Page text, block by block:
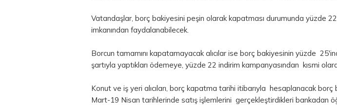
Vatandaşlar, borç bakiyesini peşin olarak kapatması durumunda yüzde
imkanından faydalanabilecek.
Borcun tamamını kapatamayacak alıcılar ise borç bakiyesinin yüzde
şartıyla yaptıkları ödemeye, yüzde 22 indirim kampanyasından kısmi
Konut ve iş yeri alıcıları, borç kapatma tarihi itibarıyla hesaplanacak borç
Mart-19 Nisan tarihlerinde satış işlemlerini gerçekleştirdikleri bankadan